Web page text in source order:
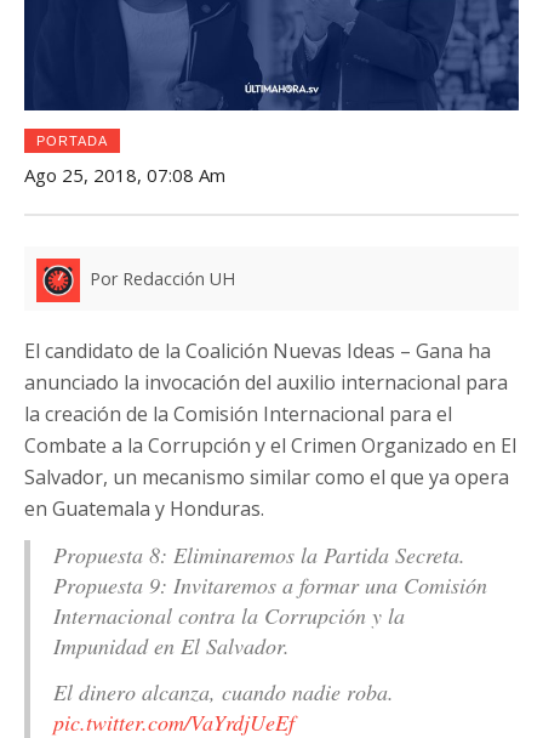
PORTADA
Ago 25, 2018, 07:08 Am
Por Redacción UH
El candidato de la Coalición Nuevas Ideas – Gana ha
anunciado la invocación del auxilio internacional para
la creación de la Comisión Internacional para el
Combate a la Corrupción y el Crimen Organizado en El
Salvador, un mecanismo similar como el que ya opera
en Guatemala y Honduras.
Propuesta 8: Eliminaremos la Partida Secreta.
Propuesta 9: Invitaremos a formar una Comisión
Internacional contra la Corrupción y la
Impunidad en El Salvador.
El dinero alcanza, cuando nadie roba.
pic.twitter.com/VaYrdjUeEf